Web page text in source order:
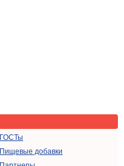
ГОСТы
Пищевые добавки